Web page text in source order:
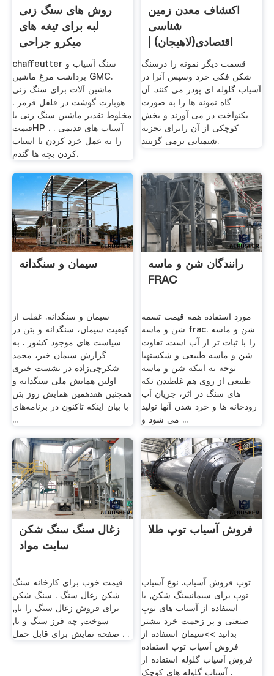
روش های سنگ زنی
لبه برای تیغه های
میکرو جراحی
chaffeutter سنگ آسیاب و
برداشت مرغ ماشین GMC.
ماشین آلات برای سنگ زنی
هوبارت گوشت در فلفل قرمز .
مخلوط تقدیر ماشین سنگ زنی با
قیمتHP . . آسیاب های قدیمی
را به عمل خرد کردن یا اسیاب
کردن بچه ها گندم.
اکتشاف معدن زمین
شناسی
اقتصادی(لاهیجان) |
ژئوشیمی
قسمت دیگر نمونه را درسنگ
شکن فکی خرد وسپس آنرا در
آسیاب گلوله ای پودر می کنند. آن
گاه نمونه ها را به صورت
یکنواخت در می آورند و بخش
کوچکی از آن رابرای تجزیه
شیمیایی برمی گزینند.
سیمان و سنگدانه
سیمان و سنگدانه. غفلت از
کیفیت سیمان، سنگدانه و بتن در
سیاست های موجود کشور . به
گزارش سیمان خبر، محمد
شکرچی‌زاده در نشست خبری
اولین همایش ملی سنگدانه و
همچنین هفدهمین همایش روز بتن
با بیان اینکه تاکنون در برنامه‌های
...
رانندگان شن و ماسه
FRAC
مورد استفاده همه قیمت تسمه
شن و ماسه frac. شن و ماسه
را با ثبات تر از آب است. تفاوت
شن و ماسه طبیعی و شکستهبا
توجه به اینکه شن و ماسه
طبیعی از روی هم غلطیدن تکه
های سنگ در اثر، جریان آب
رودخانه ها و خرد شدن آنها تولید
می شود و ...
زغال سنگ سنگ شکن
سایت مواد
قیمت خوب برای کارخانه سنگ
شکن زغال سنگ . سنگ شکن
برای فروش زغال سنگ را با,,
سوخت, چه فرز سنگ و یا,
صفحه نمایش برای قابل حمل . .
فروش آسیاب توپ طلا
توپ فروش آسیاب. نوع آسیاب
توپ برای سیمانسنگ شکن, با
استفاده از آسیاب های توپ
صنعتی و پر زحمت خرد بیشتر
بدانید >>سیمان استفاده از
فروش آسیاب توپ استفاده
فروش آسیاب گلوله استفاده از
آسیاب گلوله های کوچک .